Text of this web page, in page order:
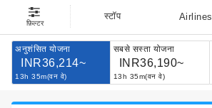
फ़िल्टर
स्टॉप Airlines
अनुशंसित योजना
INR36,214~
13h 35m(वन वे)
सबसे सस्ता योजना
INR36,190~
13h 35m(वन वे)